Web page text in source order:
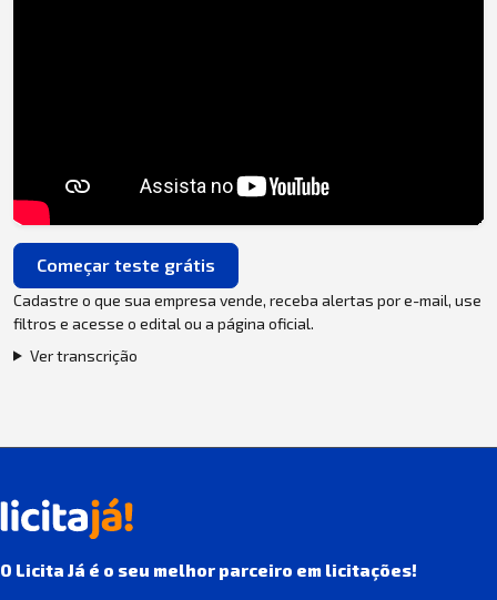
Começar teste grátis
Cadastre o que sua empresa vende, receba alertas por e-mail, use
filtros e acesse o edital ou a página oficial.
Ver transcrição
O Licita Já é o seu melhor parceiro em licitações!